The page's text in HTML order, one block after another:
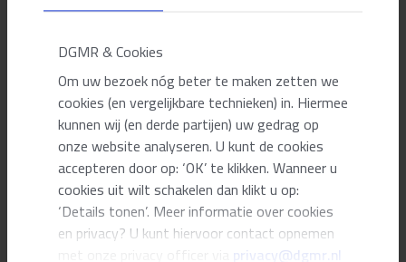
DGMR & Cookies
Om uw bezoek nóg beter te maken zetten we
cookies (en vergelijkbare technieken) in. Hiermee
kunnen wij (en derde partijen) uw gedrag op
onze website analyseren. U kunt de cookies
accepteren door op: ‘OK’ te klikken. Wanneer u
cookies uit wilt schakelen dan klikt u op:
‘Details tonen’. Meer informatie over cookies
en privacy? U kunt hiervoor contact opnemen
privacy@dgmr.nl
Meer weten?
Onder de adviesdienst Bouwfysica vindt u alle aandachtspunten